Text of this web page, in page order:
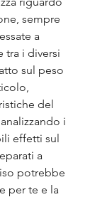
sempre
a
tra i diversi
sul peso
del
i
effetti sul
a
potrebbe
per te e la